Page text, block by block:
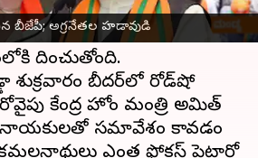
బీజేపీ; అగ్రనేతల హడావుడి
సమీపిస్తున్న నేపథ్యంలో
దూకుడు పెంచింది.
దించుతోంది.
శుక్రవారం బీదర్‌లో రోడ్‌షో
కేంద్ర హోం మంత్రి అమిత్
సమావేశం కావడం